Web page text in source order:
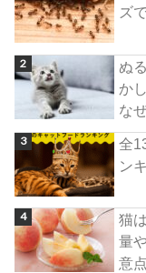
ズ
ぬ
か
な
全
ン
猫
量
意点